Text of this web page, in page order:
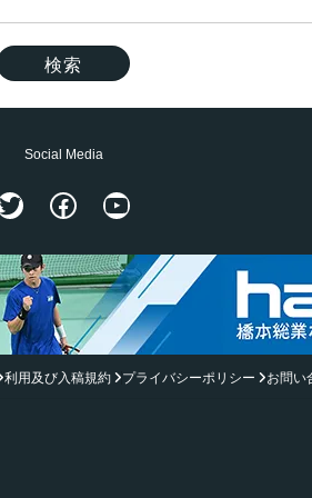
Social Media
Facebook
YouTube
利用及び入稿規約 プライバシーポリシー お問い